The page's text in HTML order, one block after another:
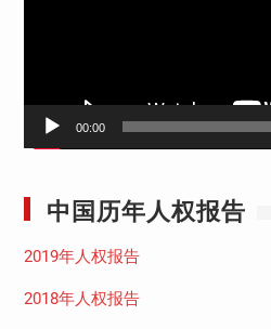
00:00
中国历年人权报告
2019年人权报告
2018年人权报告